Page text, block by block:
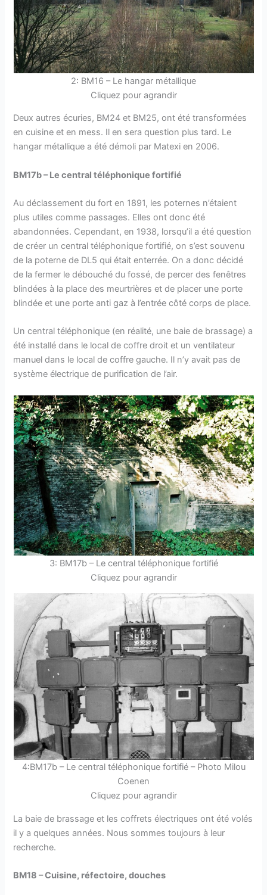
2: BM16 – Le hangar métallique
Cliquez pour agrandir
Deux autres écuries, BM24 et BM25, ont été transformées
en cuisine et en mess. Il en sera question plus tard. Le
hangar métallique a été démoli par Matexi en 2006.
BM17b – Le central téléphonique fortifié
Au déclassement du fort en 1891, les poternes n’étaient
plus utiles comme passages. Elles ont donc été
abandonnées. Cependant, en 1938, lorsqu’il a été question
de créer un central téléphonique fortifié, on s’est souvenu
de la poterne de DL5 qui était enterrée. On a donc décidé
de la fermer le débouché du fossé, de percer des fenêtres
blindées à la place des meurtrières et de placer une porte
blindée et une porte anti gaz à l’entrée côté corps de place.
Un central téléphonique (en réalité, une baie de brassage) a
été installé dans le local de coffre droit et un ventilateur
manuel dans le local de coffre gauche. Il n’y avait pas de
système électrique de purification de l’air.
3: BM17b – Le central téléphonique fortifié
Cliquez pour agrandir
4:BM17b – Le central téléphonique fortifié – Photo Milou
Coenen
Cliquez pour agrandir
La baie de brassage et les coffrets électriques ont été volés
il y a quelques années. Nous sommes toujours à leur
recherche.
BM18 – Cuisine, réfectoire, douches